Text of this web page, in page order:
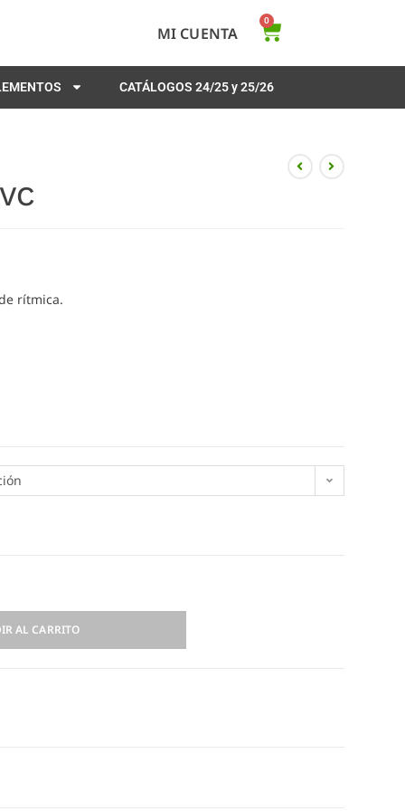
MI CUENTA
0
CATÁLOGOS 24/25 y 25/26
rítmica.
AL CARRITO